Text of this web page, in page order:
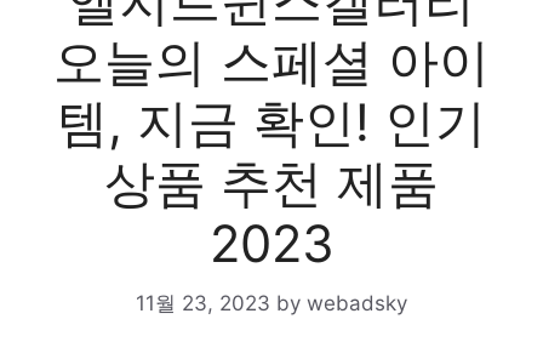
오늘의 스페셜 아이
템, 지금 확인! 인기
상품 추천 제품
2023
11월 23, 2023 by webadsky